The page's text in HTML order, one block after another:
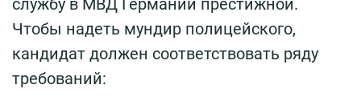
службу в МВД Германии престижной.
Чтобы надеть мундир полицейского,
кандидат должен соответствовать ряду
требований: